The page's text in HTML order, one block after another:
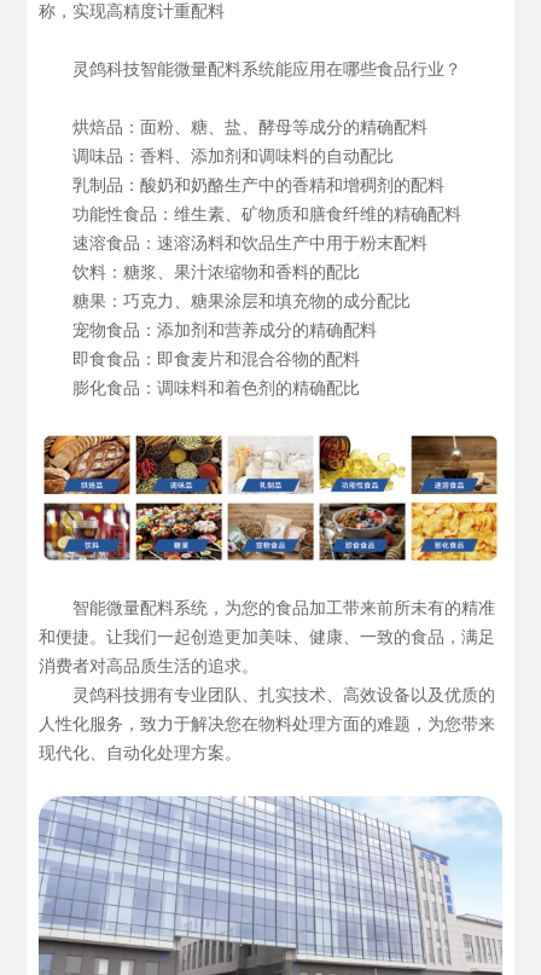
称，实现高精度计重配料
灵鸽科技智能微量配料系统能应用在哪些食品行业？
烘焙品：面粉、糖、盐、酵母等成分的精确配料
调味品 ：香料、添加剂和调味料的自动配比
乳制品：酸奶和奶酪生产中的香精和增稠剂的配料
功能性食品：维生素、矿物质和膳食纤维的精确配料
速溶食品：速溶汤料和饮品生产中用于粉末配料
饮料：糖浆、果汁浓缩物和香料的配比
糖果：巧克力、糖果涂层和填充物的成分配比
宠物食品：添加剂和营养成分的精确配料
即食食品：即食麦片和混合谷物的配料
膨化食品：调味料和着色剂的精确配比
智能微量配料系统，为您的食品加工带来前所未有的精准
和便捷。让我们一起创造更加美味、健康、一致的食品，满足
消费者对高品质生活的追求。
灵鸽科技拥有专业团队、扎实技术、高效设备以及优质的
人性化服务，致力于解决您在物料处理方面的难题，为您带来
现代化、自动化处理方案。